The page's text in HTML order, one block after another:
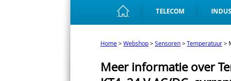
TELECOM
Home>Webshop>Sensoren>Temperatuur>
Meer informatie over